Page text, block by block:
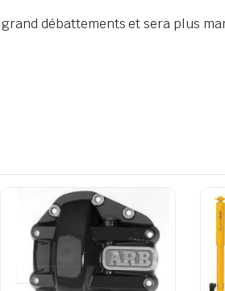
débattements et sera plus